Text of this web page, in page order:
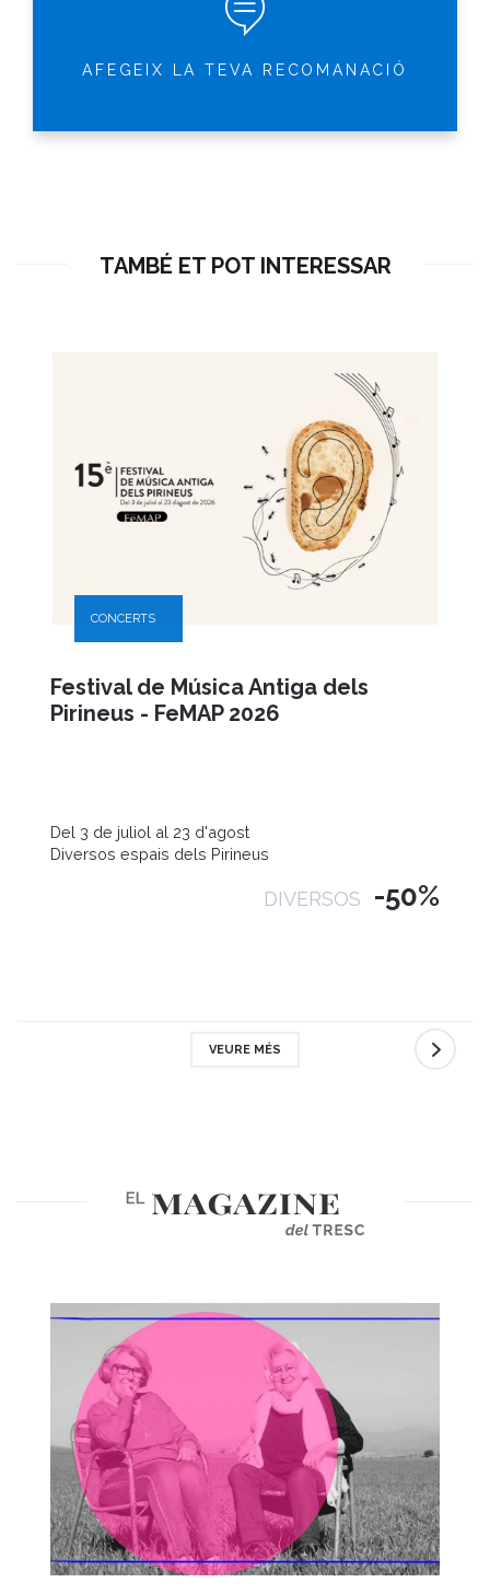
AFEGEIX LA TEVA RECOMANACIÓ
TAMBÉ ET POT INTERESSAR
CONCERTS
Festival de Música Antiga dels
Pirineus - FeMAP 2026
Del 3 de juliol al 23 d'agost
Diversos espais dels Pirineus
DIVERSOS -50%
VEURE MÉS